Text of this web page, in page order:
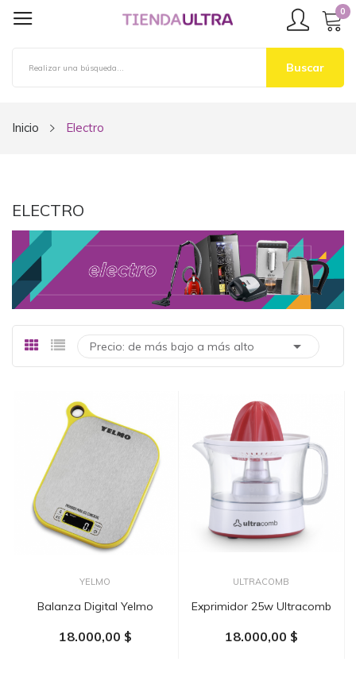
0
Buscar
Inicio Electro
ELECTRO
Precio: de más bajo a más alto 
YELMO
Balanza Digital Yelmo
18.000,00 $
ULTRACOMB
Exprimidor 25w Ultracomb
18.000,00 $